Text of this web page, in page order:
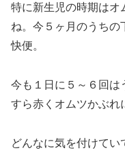
特に新生児の時期はオ
ね。今５ヶ月のうちの
快便。
今も１日に５～６回は
すら赤くオムツかぶれ
どんなに気を付けて